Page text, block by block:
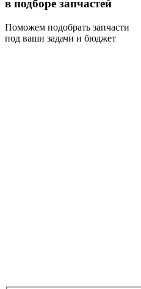
в подборе запчастей
Поможем подобрать запчасти
под ваши задачи и бюджет